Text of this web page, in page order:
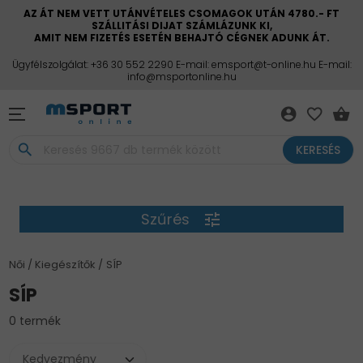
AZ ÁT NEM VETT UTÁNVÉTELES CSOMAGOK UTÁN 4780.- FT
SZÁLLITÁSI DIJAT SZÁMLÁZUNK KI,
AMIT NEM FIZETÉS ESETÉN BEHAJTÓ CÉGNEK ADUNK ÁT.
Ügyfélszolgálat: +36 30 552 2290 E-mail: emsport@t-online.hu E-mail:
info@msportonline.hu
account_circle favorite_border shopping_basket
search KERESÉS
Szűrés tune
Női Kiegészítők SÍP
SÍP
0 termék